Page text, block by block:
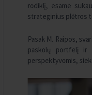
rodiklį, esame
strateginius plėtros
Pasak M. Raipos,
paskolų portfelį ir
perspektyvomis,